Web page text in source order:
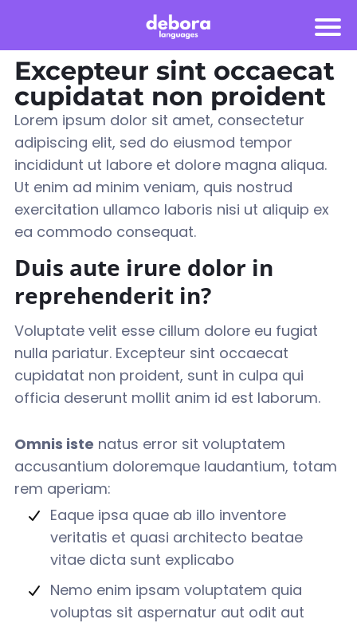
Excepteur sint occaecat
cupidatat non proident
Lorem ipsum dolor sit amet, consectetur
adipiscing elit, sed do eiusmod tempor
incididunt ut labore et dolore magna aliqua.
Ut enim ad minim veniam, quis nostrud
exercitation ullamco laboris nisi ut aliquip ex
ea commodo consequat.
Duis aute irure dolor in
reprehenderit in?
Voluptate velit esse cillum dolore eu fugiat
nulla pariatur. Excepteur sint occaecat
cupidatat non proident, sunt in culpa qui
officia deserunt mollit anim id est laborum.
Omnis iste natus error sit voluptatem
accusantium doloremque laudantium, totam
rem aperiam:
Eaque ipsa quae ab illo inventore
veritatis et quasi architecto beatae
vitae dicta sunt explicabo
Nemo enim ipsam voluptatem quia
voluptas sit aspernatur aut odit aut